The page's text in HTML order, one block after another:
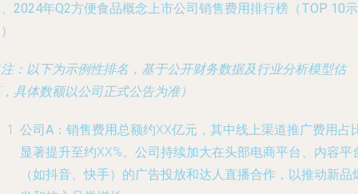
2024年Q2方便食品概念上市公司销售费用排行榜（TOP 10示
：以下为示例性排名，基于公开财务数据及行业分析模型估
具体数额以公司正式公告为准）
公司A ：销售费用总额约XX亿元，其中线上渠道推广费用占
显著提升至约XX%。公司持续加大在头部电商平台、内容平
（如抖音、快手）的广告投放和达人直播合作，以推动新品